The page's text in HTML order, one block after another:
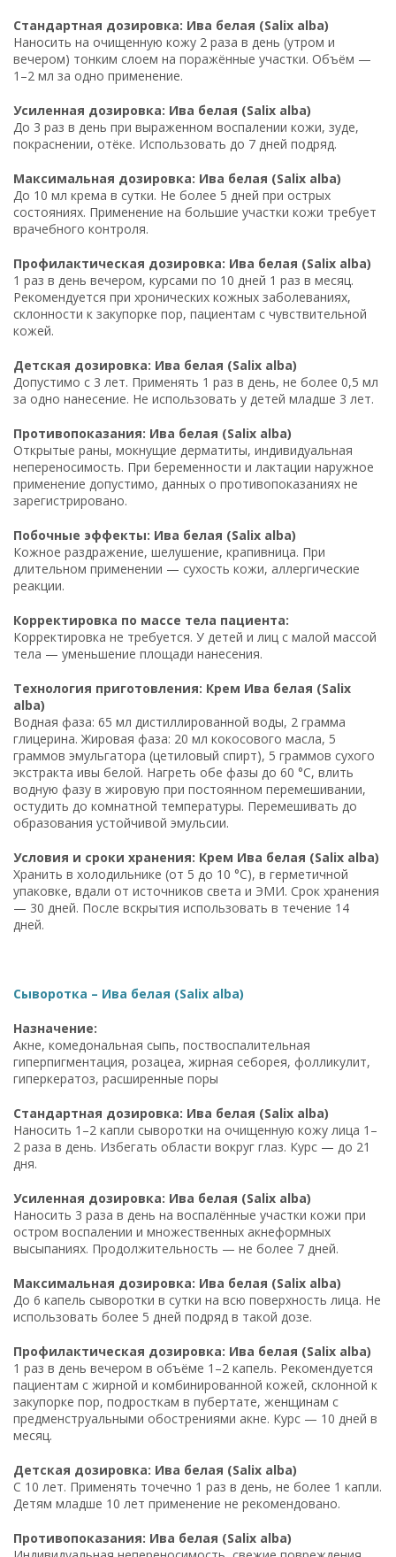
Стандартная дозировка: Ива белая (Salix alba)
Наносить на очищенную кожу 2 раза в день (утром и
вечером) тонким слоем на поражённые участки. Объём —
1–2 мл за одно применение.
Усиленная дозировка: Ива белая (Salix alba)
До 3 раз в день при выраженном воспалении кожи, зуде,
покраснении, отёке. Использовать до 7 дней подряд.
Максимальная дозировка: Ива белая (Salix alba)
До 10 мл крема в сутки. Не более 5 дней при острых
состояниях. Применение на большие участки кожи требует
врачебного контроля.
Профилактическая дозировка: Ива белая (Salix alba)
1 раз в день вечером, курсами по 10 дней 1 раз в месяц.
Рекомендуется при хронических кожных заболеваниях,
склонности к закупорке пор, пациентам с чувствительной
кожей.
Детская дозировка: Ива белая (Salix alba)
Допустимо с 3 лет. Применять 1 раз в день, не более 0,5 мл
за одно нанесение. Не использовать у детей младше 3 лет.
Противопоказания: Ива белая (Salix alba)
Открытые раны, мокнущие дерматиты, индивидуальная
непереносимость. При беременности и лактации наружное
применение допустимо, данных о противопоказаниях не
зарегистрировано.
Побочные эффекты: Ива белая (Salix alba)
Кожное раздражение, шелушение, крапивница. При
длительном применении — сухость кожи, аллергические
реакции.
Корректировка по массе тела пациента:
Корректировка не требуется. У детей и лиц с малой массой
тела — уменьшение площади нанесения.
Технология приготовления: Крем Ива белая (Salix
alba)
Водная фаза: 65 мл дистиллированной воды, 2 грамма
глицерина. Жировая фаза: 20 мл кокосового масла, 5
граммов эмульгатора (цетиловый спирт), 5 граммов сухого
экстракта ивы белой. Нагреть обе фазы до 60 °C, влить
водную фазу в жировую при постоянном перемешивании,
остудить до комнатной температуры. Перемешивать до
образования устойчивой эмульсии.
Условия и сроки хранения: Крем Ива белая (Salix alba)
Хранить в холодильнике (от 5 до 10 °C), в герметичной
упаковке, вдали от источников света и ЭМИ. Срок хранения
— 30 дней. После вскрытия использовать в течение 14
дней.
Сыворотка – Ива белая (Salix alba)
Назначение:
Акне, комедональная сыпь, поствоспалительная
гиперпигментация, розацеа, жирная себорея, фолликулит,
гиперкератоз, расширенные поры
Стандартная дозировка: Ива белая (Salix alba)
Наносить 1–2 капли сыворотки на очищенную кожу лица 1–
2 раза в день. Избегать области вокруг глаз. Курс — до 21
дня.
Усиленная дозировка: Ива белая (Salix alba)
Наносить 3 раза в день на воспалённые участки кожи при
остром воспалении и множественных акнеформных
высыпаниях. Продолжительность — не более 7 дней.
Максимальная дозировка: Ива белая (Salix alba)
До 6 капель сыворотки в сутки на всю поверхность лица. Не
использовать более 5 дней подряд в такой дозе.
Профилактическая дозировка: Ива белая (Salix alba)
1 раз в день вечером в объёме 1–2 капель. Рекомендуется
пациентам с жирной и комбинированной кожей, склонной к
закупорке пор, подросткам в пубертате, женщинам с
предменструальными обострениями акне. Курс — 10 дней в
месяц.
Детская дозировка: Ива белая (Salix alba)
С 10 лет. Применять точечно 1 раз в день, не более 1 капли.
Детям младше 10 лет применение не рекомендовано.
Противопоказания: Ива белая (Salix alba)